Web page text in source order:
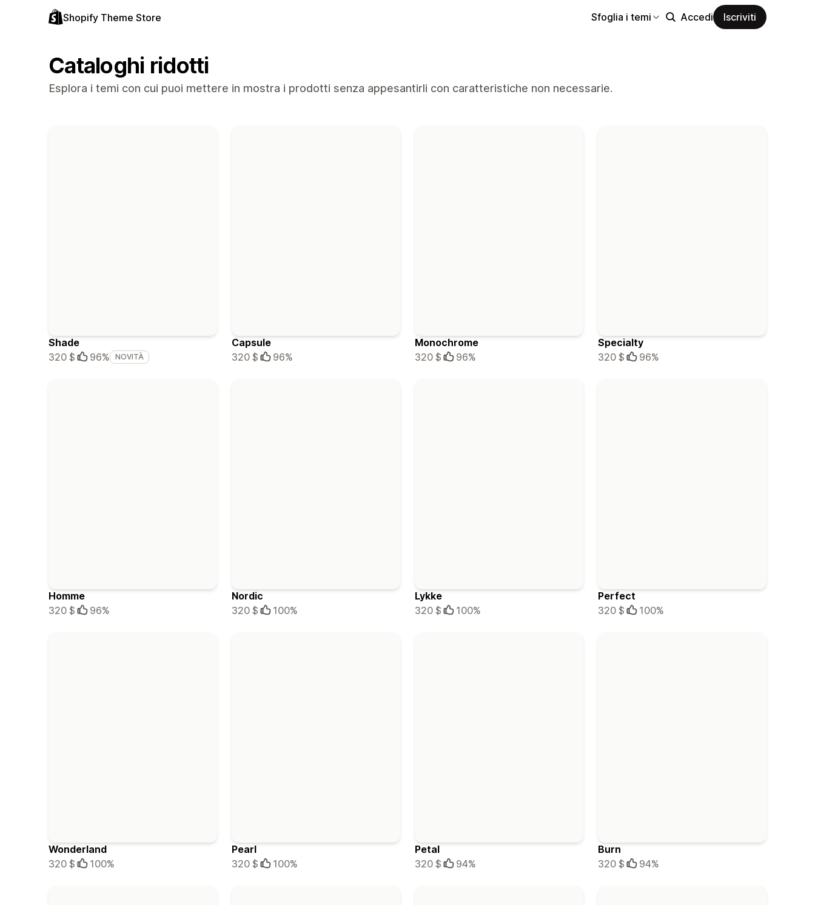
Shopify Theme Store Sfoglia i temi Accedi Iscriviti
Cataloghi ridotti
Esplora i temi con cui puoi mettere in mostra i prodotti senza appesantirli con caratteristiche non necessarie.
Shade
320 $
96% NOVITÀ
Capsule
320 $
96%
Monochrome
320 $
96%
Specialty
320 $
96%
Homme
320 $
96%
Nordic
320 $
100%
Lykke
320 $
100%
Perfect
320 $
100%
Wonderland
320 $
100%
Pearl
320 $
100%
Petal
320 $
94%
Burn
320 $
94%